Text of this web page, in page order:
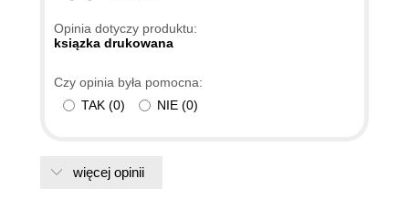
Opinia dotyczy produktu:
ksiązka drukowana
Czy opinia była pomocna:
TAK (0) NIE (0)
więcej opinii